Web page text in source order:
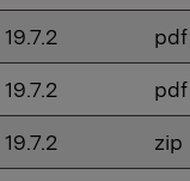
19.7.2 pdf
19.7.2 pdf
19.7.2 zip